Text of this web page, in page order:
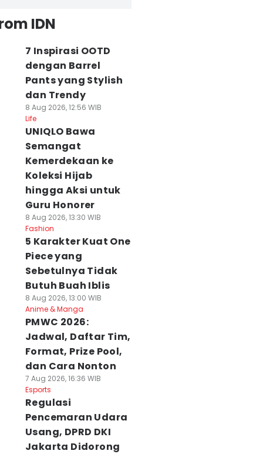
IDN
7 Inspirasi OOTD
dengan Barrel
Pants yang Stylish
dan Trendy
8 Aug 2026, 12:56 WIB
Life
UNIQLO Bawa
Semangat
Kemerdekaan ke
Koleksi Hijab
hingga Aksi untuk
Guru Honorer
8 Aug 2026, 13:30 WIB
Fashion
5 Karakter Kuat One
Piece yang
Sebetulnya Tidak
Butuh Buah Iblis
8 Aug 2026, 13:00 WIB
Anime & Manga
PMWC 2026:
Jadwal, Daftar Tim,
Format, Prize Pool,
dan Cara Nonton
7 Aug 2026, 16:36 WIB
Esports
Regulasi
Pencemaran Udara
Usang, DPRD DKI
Jakarta Didorong